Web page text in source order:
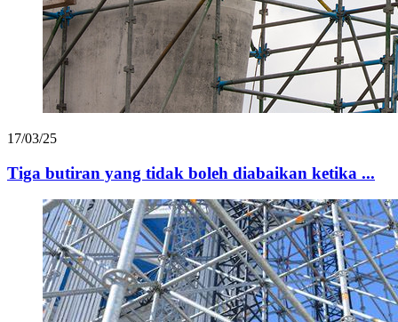
17/03/25
Tiga butiran yang tidak boleh diabaikan ketika ...